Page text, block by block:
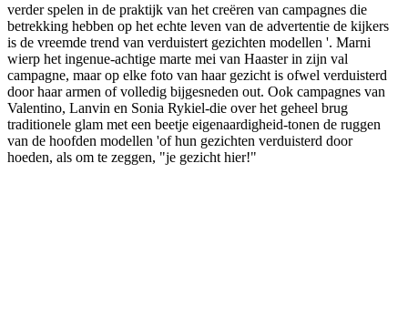
verder spelen in de praktijk van het creëren van campagnes die
betrekking hebben op het echte leven van de advertentie de kijkers
is de vreemde trend van verduistert gezichten modellen '. Marni
wierp het ingenue-achtige marte mei van Haaster in zijn val
campagne, maar op elke foto van haar gezicht is ofwel verduisterd
door haar armen of volledig bijgesneden out. Ook campagnes van
Valentino, Lanvin en Sonia Rykiel-die over het geheel brug
traditionele glam met een beetje eigenaardigheid-tonen de ruggen
van de hoofden modellen 'of hun gezichten verduisterd door
hoeden, als om te zeggen, "je gezicht hier!"